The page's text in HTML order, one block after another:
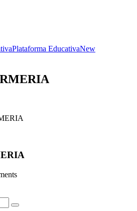
Plataforma EducativaNew